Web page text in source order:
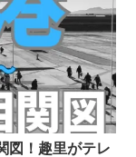
図！趣里がテレ